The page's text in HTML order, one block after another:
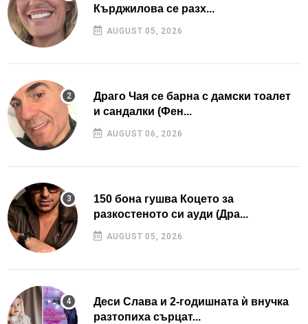
Кърджилова се разх...
AUGUST 05, 2026
Драго Чая се барна с дамски тоалет
и сандалки (Фен...
AUGUST 06, 2026
150 бона гушва Коцето за
разкостеното си ауди (Дра...
AUGUST 05, 2026
Деси Слава и 2-годишната ѝ внучка
разтопиха сърцат...